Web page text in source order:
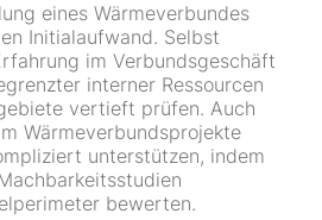
eines Wärmeverbundes
Initialaufwand. Selbst
im Verbundsgeschäft
interner Ressourcen
vertieft prüfen. Auch
Wärmeverbundsprojekte
unterstützen, indem
bewerten.